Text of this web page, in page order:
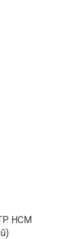
HCM